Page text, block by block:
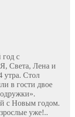
с
Света, Лена и
утра. Стол
в гости двое
с Новым годом.
уже!..